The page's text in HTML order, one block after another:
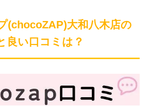
(chocoZAP)大和八木店の
良い口コミは？